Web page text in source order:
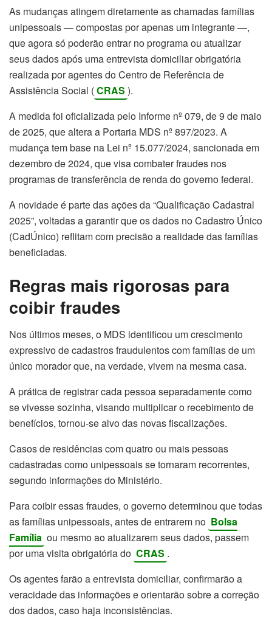
As mudanças atingem diretamente as chamadas famílias
unipessoais — compostas por apenas um integrante —,
que agora só poderão entrar no programa ou atualizar
seus dados após uma entrevista domiciliar obrigatória
realizada por agentes do Centro de Referência de
Assistência Social (CRAS ).
A medida foi oficializada pelo Informe nº 079, de 9 de maio
de 2025, que altera a Portaria MDS nº 897/2023. A
mudança tem base na Lei nº 15.077/2024, sancionada em
dezembro de 2024, que visa combater fraudes nos
programas de transferência de renda do governo federal.
A novidade é parte das ações da “Qualificação Cadastral
2025”, voltadas a garantir que os dados no Cadastro Único
(CadÚnico) reflitam com precisão a realidade das famílias
beneficiadas.
Regras mais rigorosas para
coibir fraudes
Nos últimos meses, o MDS identificou um crescimento
expressivo de cadastros fraudulentos com famílias de um
único morador que, na verdade, vivem na mesma casa.
A prática de registrar cada pessoa separadamente como
se vivesse sozinha, visando multiplicar o recebimento de
benefícios, tornou-se alvo das novas fiscalizações.
Casos de residências com quatro ou mais pessoas
cadastradas como unipessoais se tornaram recorrentes,
segundo informações do Ministério.
Para coibir essas fraudes, o governo determinou que todas
as famílias unipessoais, antes de entrarem no Bolsa
Família ou mesmo ao atualizarem seus dados, passem
por uma visita obrigatória do CRAS .
Os agentes farão a entrevista domiciliar, confirmarão a
veracidade das informações e orientarão sobre a correção
dos dados, caso haja inconsistências.